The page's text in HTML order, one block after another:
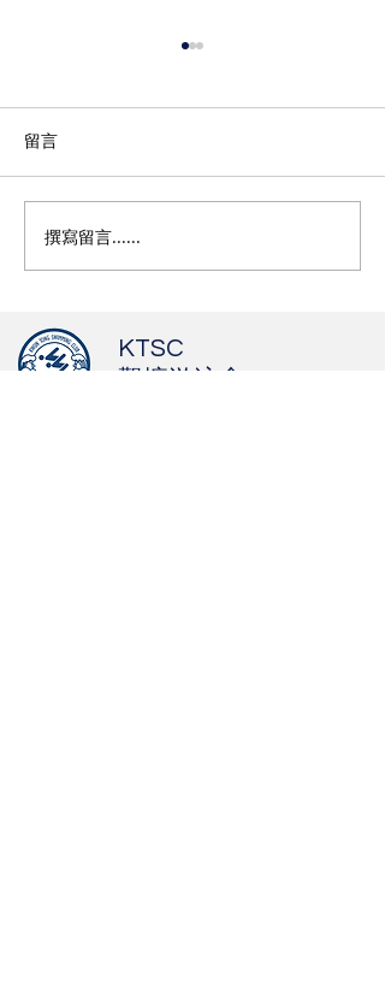
2026觀塘區回歸盃水運會-
賽事成績
留言
撰寫留言......
KTSC